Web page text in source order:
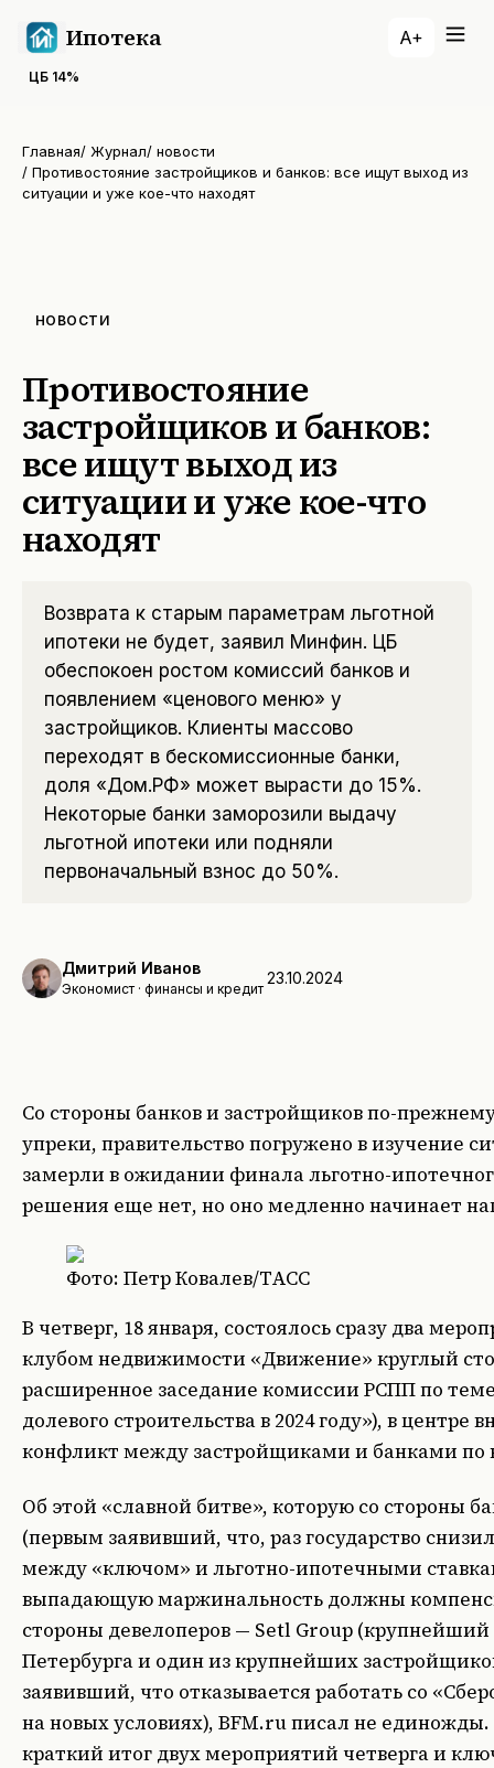
Ипотека
ЦБ 14%
A+
Главная/ Журнал/ новости
/ Противостояние застройщиков и банков: все ищут выход из
ситуации и уже кое-что находят
НОВОСТИ
Противостояние
застройщиков и банков:
все ищут выход из
ситуации и уже кое-что
находят
Возврата к старым параметрам льготной
ипотеки не будет, заявил Минфин. ЦБ
обеспокоен ростом комиссий банков и
появлением «ценового меню» у
застройщиков. Клиенты массово
переходят в бескомиссионные банки,
доля «Дом.РФ» может вырасти до 15%.
Некоторые банки заморозили выдачу
льготной ипотеки или подняли
первоначальный взнос до 50%.
Дмитрий Иванов
Экономист · финансы и кредит
23.10.2024
Со стороны банков и застройщиков по-
упреки, правительство погружено в изучение
замерли в ожидании финала льготно-
решения еще нет, но оно медленно начинает
Фото: Петр Ковалев/ТАСС
В четверг, 18 января, состоялось сразу два
клубом недвижимости «Движение» круглый
расширенное заседание комиссии РСПП по
долевого строительства в 2024 году»), в
конфликт между застройщиками и банками по
Об этой «славной битве», которую со стороны
(первым заявивший, что, раз государство
между «ключом» и льготно-ипотечными
выпадающую маржинальность должны
стороны девелоперов — Setl Group
Петербурга и один из крупнейших
заявивший, что отказывается работать со
на новых условиях), BFM.ru писал не
краткий итог двух мероприятий четверга и